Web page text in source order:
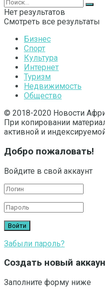
Нет результатов
Смотреть все результаты
Бизнес
Спорт
Культура
Интернет
Туризм
Недвижимость
Общество
© 2018-2020 Новости
При копировании
активной и
Добро пожаловать!
Войдите в свой аккаунт
Забыли пароль?
Создать новый
Заполните форму ниже